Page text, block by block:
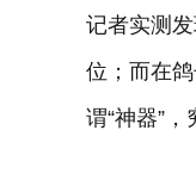
记者实测
位；而在
谓“神器”，